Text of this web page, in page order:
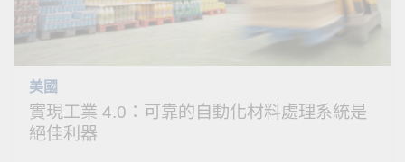
美國
實現工業 4.0：可靠的自動化材料處理系統是
絕佳利器